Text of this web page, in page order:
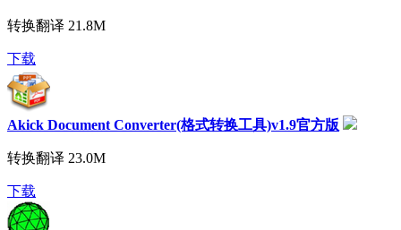
转换翻译 21.8M
下载
Akick Document Converter(格式转换工具)v1.9官方版
转换翻译 23.0M
下载